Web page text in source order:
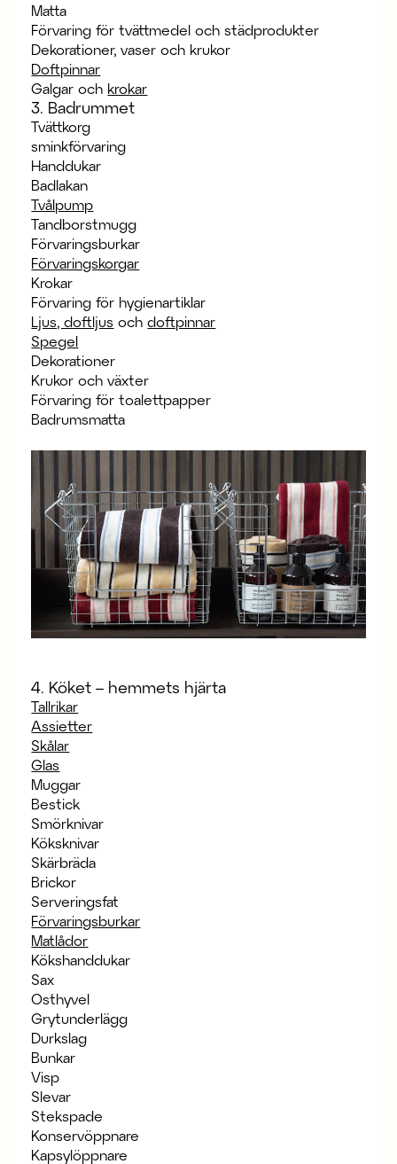
Matta
Förvaring för tvättmedel och städprodukter
Dekorationer, vaser och krukor
Doftpinnar
Galgar och krokar
3. Badrummet
Tvättkorg
sminkförvaring
Handdukar
Badlakan
Tvålpump
Tandborstmugg
Förvaringsburkar
Förvaringskorgar
Krokar
Förvaring för hygienartiklar
Ljus, doftljus ochdoftpinnar
Spegel
Dekorationer
Krukor och växter
Förvaring för toalettpapper
Badrumsmatta
4. Köket – hemmets hjärta
Tallrikar
Assietter
Skålar
Glas
Muggar
Bestick
Smörknivar
Köksknivar
Skärbräda
Brickor
Serveringsfat
Förvaringsburkar
Matlådor
Kökshanddukar
Sax
Osthyvel
Grytunderlägg
Durkslag
Bunkar
Visp
Slevar
Stekspade
Konservöppnare
Kapsylöppnare